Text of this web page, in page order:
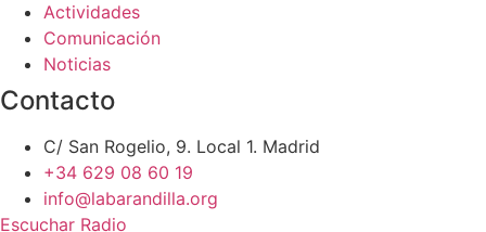
Actividades
Comunicación
Noticias
Contacto
C/ San Rogelio, 9. Local 1. Madrid
+34 629 08 60 19
info@labarandilla.org
Escuchar Radio